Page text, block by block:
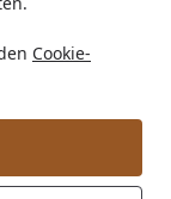
Cookie-